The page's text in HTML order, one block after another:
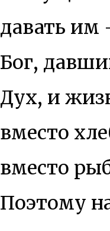
давать им
Бог,
Дух, и
вместо
вместо
Поэтому